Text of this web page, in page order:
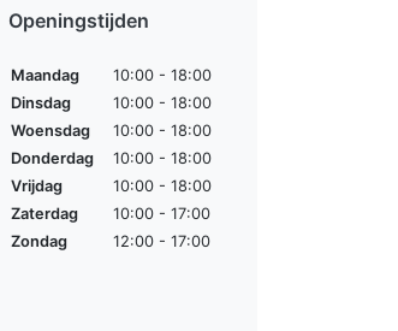
Openingstijden
Maandag
10:00 - 18:00
Dinsdag
10:00 - 18:00
Woensdag
10:00 - 18:00
Donderdag
10:00 - 18:00
Vrijdag
10:00 - 18:00
Zaterdag
10:00 - 17:00
Zondag
12:00 - 17:00